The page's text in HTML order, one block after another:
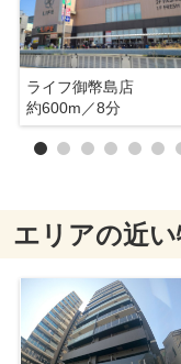
ライフ御幣島店
約600m／8分
エリアの近